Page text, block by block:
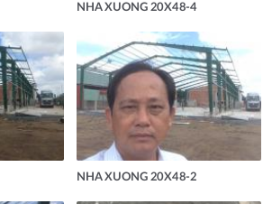
NHA XUONG 20X48-4
NHA XUONG 20X48-2